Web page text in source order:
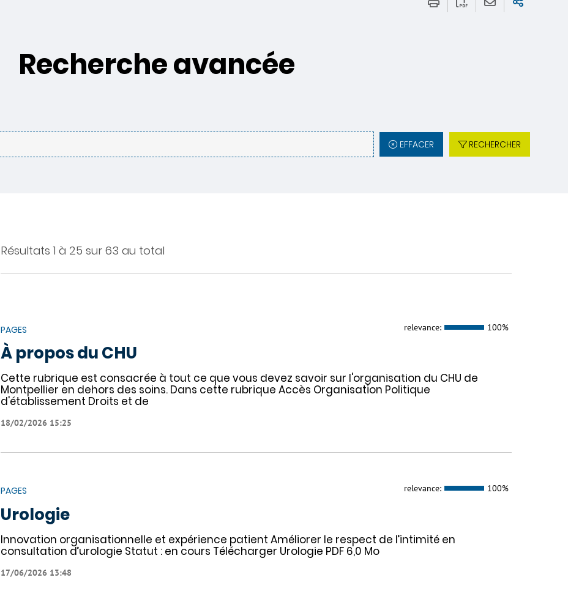
Recherche avancée
EFFACER RECHERCHER
Résultats 1 à 25 sur 63 au total
PAGES relevance: 100%
À propos du CHU
Cette rubrique est consacrée à tout ce que vous devez savoir sur l'organisation du CHU de
Montpellier en dehors des soins. Dans cette rubrique Accès Organisation Politique
d'établissement Droits et de
18/02/2026 15:25
PAGES relevance: 100%
Urologie
Innovation organisationnelle et expérience patient Améliorer le respect de l’intimité en
consultation d’urologie Statut : en cours Télécharger Urologie PDF 6,0 Mo
17/06/2026 13:48